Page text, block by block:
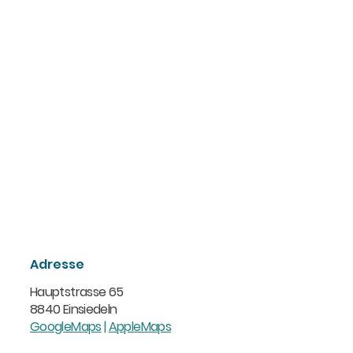
Adresse
Hauptstrasse 65
8840 Einsiedeln
GoogleMaps|AppleMaps